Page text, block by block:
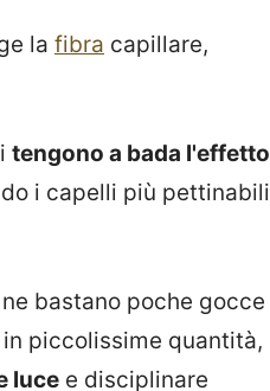
la fibra capillare,
tengono a bada l'effetto
i capelli più pettinabili
bastano poche gocce
piccolissime quantità,
luce e disciplinare